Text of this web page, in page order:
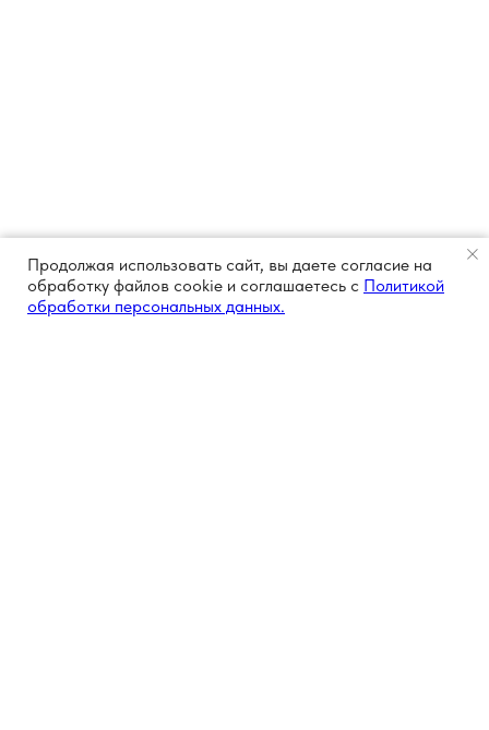
Продолжая использовать сайт, вы даете согласие на
обработку файлов cookie и соглашаетесь с Политикой
обработки персональных данных.